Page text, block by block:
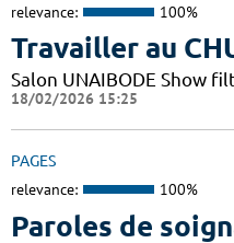
relevance: 100%
Travailler au
Salon UNAIBODE Show
18/02/2026 15:25
PAGES
relevance: 100%
Paroles de